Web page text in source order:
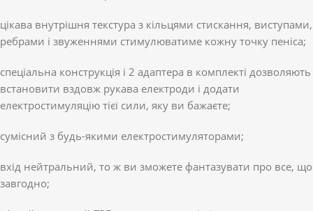
цікава внутрішня текстура з кільцями стискання, виступами,
ребрами і звуженнями стимулюватиме кожну точку пеніса;
спеціальна конструкція і 2 адаптера в комплекті дозволяють
встановити вздовж рукава електроди і додати
електростимуляцію тієї сили, яку ви бажаєте;
сумісний з будь-якими електростимуляторами;
вхід нейтральний, то ж ви зможете фантазувати про все, що
завгодно;